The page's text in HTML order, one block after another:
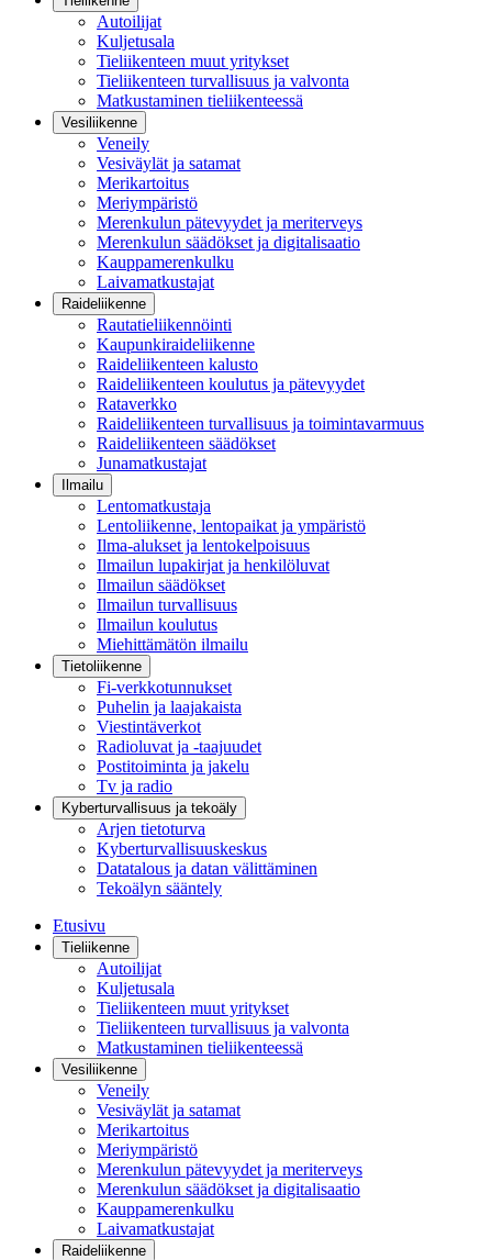
Autoilijat
Kuljetusala
Tieliikenteen muut yritykset
Tieliikenteen turvallisuus ja valvonta
Matkustaminen tieliikenteessä
Vesiliikenne
Veneily
Vesiväylät ja satamat
Merikartoitus
Meriympäristö
Merenkulun pätevyydet ja meriterveys
Merenkulun säädökset ja digitalisaatio
Kauppamerenkulku
Laivamatkustajat
Raideliikenne
Rautatieliikennöinti
Kaupunkiraideliikenne
Raideliikenteen kalusto
Raideliikenteen koulutus ja pätevyydet
Rataverkko
Raideliikenteen turvallisuus ja toimintavarmuus
Raideliikenteen säädökset
Junamatkustajat
Ilmailu
Lentomatkustaja
Lentoliikenne, lentopaikat ja ympäristö
Ilma-alukset ja lentokelpoisuus
Ilmailun lupakirjat ja henkilöluvat
Ilmailun säädökset
Ilmailun turvallisuus
Ilmailun koulutus
Miehittämätön ilmailu
Tietoliikenne
Fi-verkkotunnukset
Puhelin ja laajakaista
Viestintäverkot
Radioluvat ja -taajuudet
Postitoiminta ja jakelu
Tv ja radio
Kyberturvallisuus ja tekoäly
Arjen tietoturva
Kyberturvallisuuskeskus
Datatalous ja datan välittäminen
Tekoälyn sääntely
Etusivu
Tieliikenne
Autoilijat
Kuljetusala
Tieliikenteen muut yritykset
Tieliikenteen turvallisuus ja valvonta
Matkustaminen tieliikenteessä
Vesiliikenne
Veneily
Vesiväylät ja satamat
Merikartoitus
Meriympäristö
Merenkulun pätevyydet ja meriterveys
Merenkulun säädökset ja digitalisaatio
Kauppamerenkulku
Laivamatkustajat
Raideliikenne